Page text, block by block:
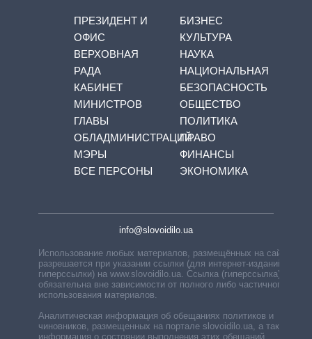
ПРЕЗИДЕНТ И
ОФИС
ВЕРХОВНАЯ
РАДА
КАБИНЕТ
МИНИСТРОВ
ГЛАВЫ
ОБЛАДМИНИСТРАЦИЙ
МЭРЫ
ВСЕ ПЕРСОНЫ
БИЗНЕС
КУЛЬТУРА
НАУКА
НАЦИОНАЛЬНАЯ
БЕЗОПАСНОСТЬ
ОБЩЕСТВО
ПОЛИТИКА
ПРАВО
ФИНАНСЫ
ЭКОНОМИКА
info@slovoidilo.ua
Использование любых материалов, размещённых на сайте,
разрешается при указании ссылки (для интернет-изданий —
гиперссылки) на www.slovoidilo.ua. Ссылка (гиперссылка)
обязательна вне зависимости от полного либо частичного
использования материалов.
Аналитическая информация об обещаниях политиков и
чиновников, размещенных на портале slovoidilo.ua, а также
информация о состоянии выполнения этих обещаний,